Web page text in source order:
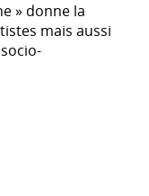
» donne la
mais aussi